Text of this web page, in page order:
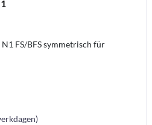
FS/BFS symmetrisch für